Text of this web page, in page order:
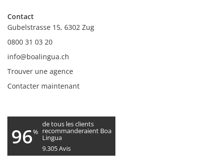
Contact
Gubelstrasse 15, 6302 Zug
0800 31 03 20
info@boalingua.ch
Trouver une agence
Contacter maintenant
96%
de tous les clients
recommanderaient Boa
Lingua
9.305Avis